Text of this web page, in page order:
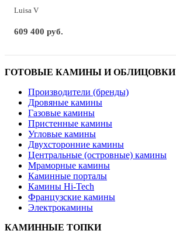
Luisa V
609 400 руб.
ГОТОВЫЕ КАМИНЫ И ОБЛИЦОВКИ
Производители (бренды)
Дровяные камины
Газовые камины
Пристенные камины
Угловые камины
Двухсторонние камины
Центральные (островные) камины
Мраморные камины
Каминные порталы
Камины Hi-Tech
Французские камины
Электрокамины
КАМИННЫЕ ТОПКИ